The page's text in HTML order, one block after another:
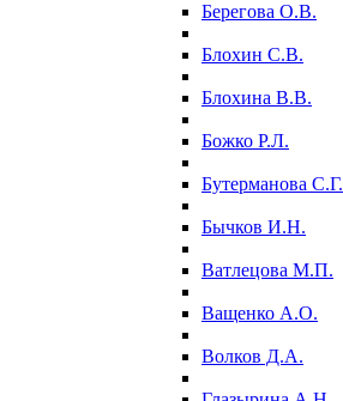
Берегова О.В.
Блохин С.В.
Блохина В.В.
Божко Р.Л.
Бутерманова С.Г.
Бычков И.Н.
Ватлецова М.П.
Ващенко А.О.
Волков Д.А.